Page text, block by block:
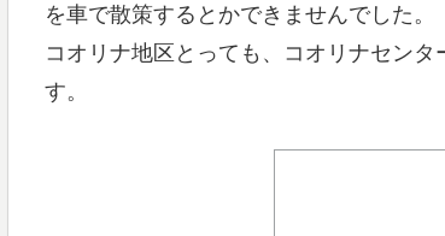
を車で散策するとかできませんでした。
コオリナ地区とっても、コオリナセン
す。